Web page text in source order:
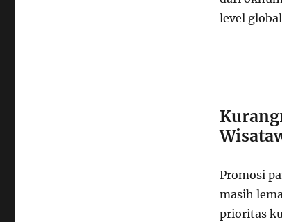
level
Promosi
masih
prioritas